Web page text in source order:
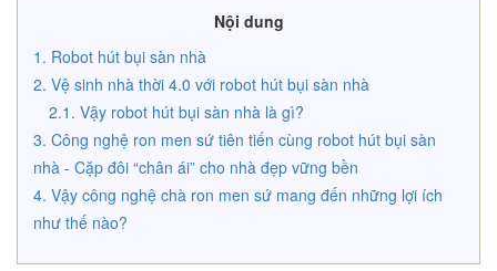
Nội dung
Robot hút bụi sàn nhà
Vệ sinh nhà thời 4.0 với robot hút bụi sàn nhà
Vậy robot hút bụi sàn nhà là gì?
Công nghệ ron men sứ tiên tiến cùng robot hút bụi sàn
nhà - Cặp đôi “chân ái” cho nhà đẹp vững bền
Vậy công nghệ chà ron men sứ mang đến những lợi ích
như thế nào?